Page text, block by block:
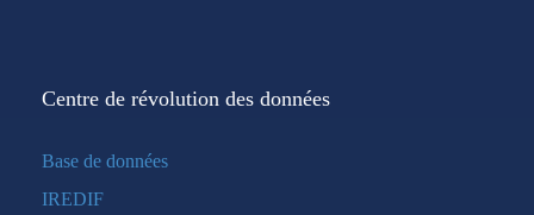
Centre de révolution des données
Base de données
IREDIF